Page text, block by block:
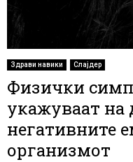
Здрави навики Слајдер
Физички
укажуваат на
негативните
организмот